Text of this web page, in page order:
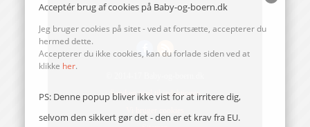
Send en mail til redaktionen
Acceptér brug af cookies på Baby-og-boern.dk
Jeg bruger cookies på sitet - ved at fortsætte, accepterer du
hermed dette.
Accepterer du ikke cookies, kan du forlade siden ved at
klikke her.
PS: Denne popup bliver ikke vist for at irritere dig,
selvom den sikkert gør det - den er et krav fra EU.